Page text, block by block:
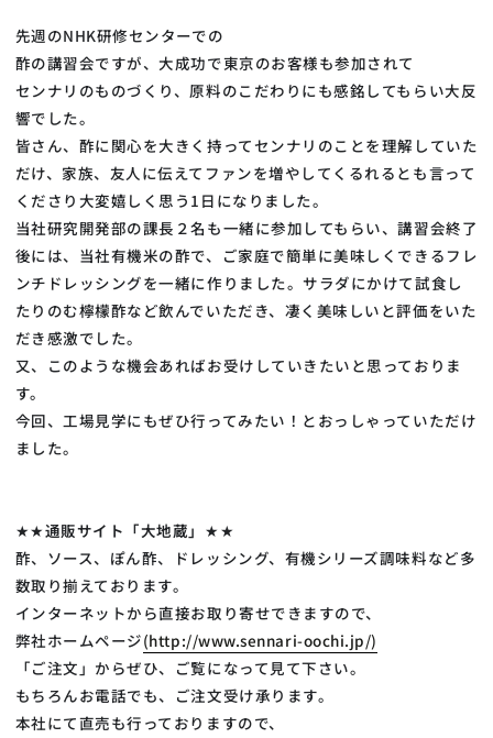
先週のNHK研修センターでの
酢の講習会ですが、大成功で東京のお客様も参加されて
センナリのものづくり、原料のこだわりにも感銘してもらい大反
響でした。
皆さん、酢に関心を大きく持ってセンナリのことを理解していた
だけ、家族、友人に伝えてファンを増やしてくるれるとも言って
くださり大変嬉しく思う1日になりました。
当社研究開発部の課長２名も一緒に参加してもらい、講習会終了
後には、当社有機米の酢で、ご家庭で簡単に美味しくできるフレ
ンチドレッシングを一緒に作りました。サラダにかけて試食し
たりのむ檸檬酢など飲んでいただき、凄く美味しいと評価をいた
だき感激でした。
又、このような機会あればお受けしていきたいと思っておりま
す。
今回、工場見学にもぜひ行ってみたい！とおっしゃっていただけ
ました。
★★通販サイト「大地蔵」 ★★
酢、ソース、ぽん酢、ドレッシング、有機シリーズ調味料など多
数取り揃えております。
インターネットから直接お取り寄せできますので、
弊社ホームページ(http://www.sennari-oochi.jp/)
「ご注文」からぜひ、ご覧になって見て下さい。
もちろんお電話でも、ご注文受け承ります。
本社にて直売も行っておりますので、